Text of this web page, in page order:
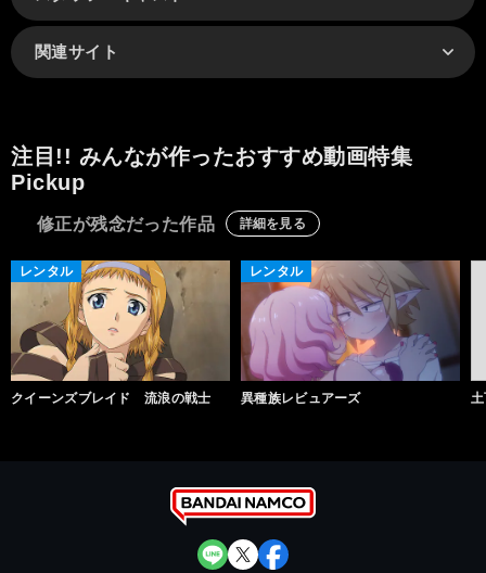
関連サイト
注目!! みんなが作ったおすすめ動画特集
Pickup
修正が残念だった作品 詳細を見る
レンタル
クイーンズブレイド 流浪の戦士
レンタル
異種族レビュアーズ